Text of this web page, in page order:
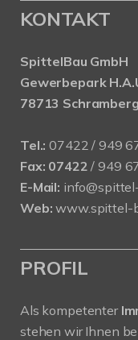
KONTAKT
SpittelBau GmbH
Gewerbepark
78713 Schramberg
Tel.: 07422 / 949
Fax: 07422 / 949
E-Mail:
Web: www.spittel-
PROFIL
Als kompetenter
stehen wir Ihnen